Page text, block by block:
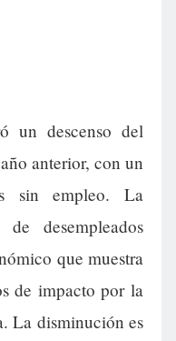
un descenso del
anterior, con un
sin empleo. La
desempleados
que muestra
de impacto por la
La disminución es